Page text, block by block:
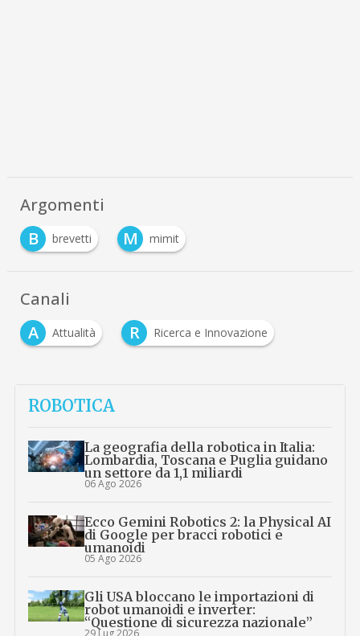
Argomenti
B
brevetti M mimit
Canali
A
Attualità R Ricerca e Innovazione
ROBOTICA
La geografia della robotica in Italia:
Lombardia, Toscana e Puglia guidano
un settore da 1,1 miliardi
06 Ago 2026
Ecco Gemini Robotics 2: la Physical AI
di Google per bracci robotici e
umanoidi
05 Ago 2026
Gli USA bloccano le importazioni di
robot umanoidi e inverter:
“Questione di sicurezza nazionale”
29 Lug 2026